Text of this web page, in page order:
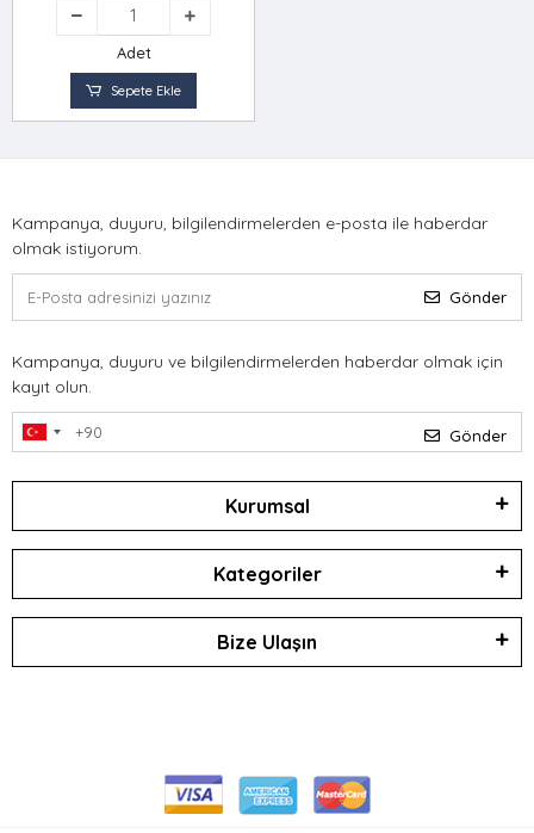
Adet
Sepete Ekle
Kampanya, duyuru, bilgilendirmelerden e-posta ile haberdar
olmak istiyorum.
Gönder
Kampanya, duyuru ve bilgilendirmelerden haberdar olmak için
kayıt olun.
Gönder
Kurumsal
Kategoriler
Bize Ulaşın